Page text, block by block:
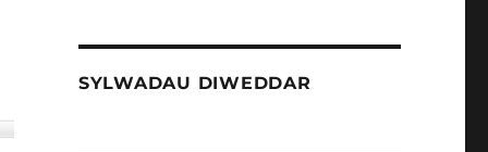
SYLWADAU DIWEDDAR